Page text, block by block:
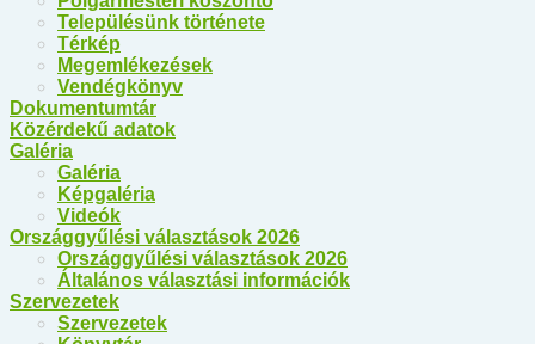
Településünk története
Térkép
Megemlékezések
Vendégkönyv
Dokumentumtár
Közérdekű adatok
Galéria
Galéria
Képgaléria
Videók
Országgyűlési választások 2026
Országgyűlési választások 2026
Általános választási információk
Szervezetek
Szervezetek